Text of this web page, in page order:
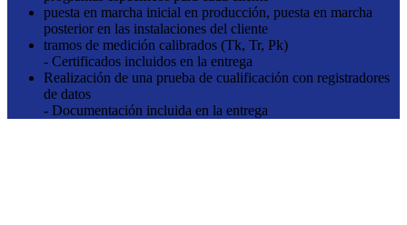
puesta en marcha inicial en producción, puesta en marcha
posterior en las instalaciones del cliente
tramos de medición calibrados (Tk, Tr, Pk)
- Certificados incluidos en la entrega
Realización de una prueba de cualificación con registradores
de datos
- Documentación incluida en la entrega